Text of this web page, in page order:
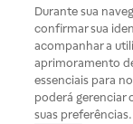
Durante sua
confirmar sua
acompanhar a
aprimoramento
essenciais para
poderá gerenciar
suas preferências.